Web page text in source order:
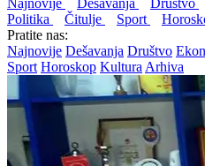
Najnovije Dešavanja Društvo
Politika
Čitulje Sport
Pratite nas:
Najnovije Dešavanja Društvo
Sport Horoskop Kultura Arhiva